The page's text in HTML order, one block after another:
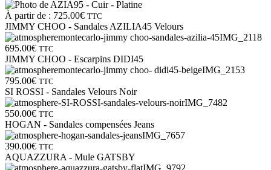
À partir de : 725.00€ TTC
JIMMY CHOO - Sandales AZILIA45 Velours
695.00€ TTC
JIMMY CHOO - Escarpins DIDI45
795.00€ TTC
SI ROSSI - Sandales Velours Noir
550.00€ TTC
HOGAN - Sandales compensées Jeans
390.00€ TTC
AQUAZZURA - Mule GATSBY